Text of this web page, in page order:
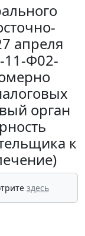
апреля
11-Ф02-
орган
к
здесь